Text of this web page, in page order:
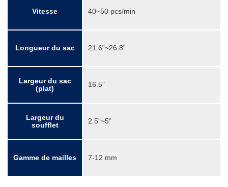
Vitesse
Longueur du sac
Largeur du sac
(plat)
Largeur du
soufflet
Gamme de mailles
40~50 pcs/min
21.6”~26.8”
16.5”
2.5”~5”
7-12 mm